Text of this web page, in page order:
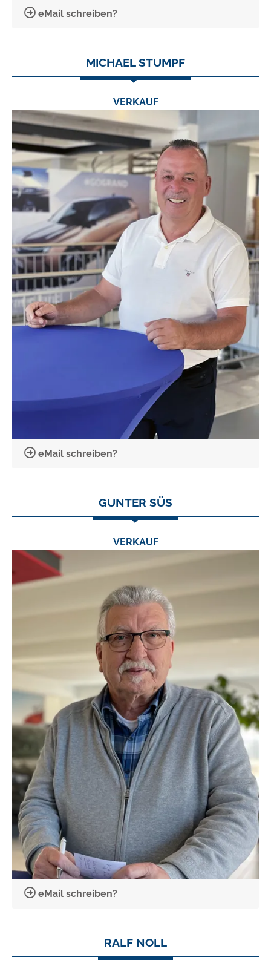
TEL.: 0631/53556-14
eMail schreiben?
MICHAEL STUMPF
VERKAUF
0631/53556-12
eMail schreiben?
GUNTER SÜS
VERKAUF
eMail schreiben?
RALF NOLL